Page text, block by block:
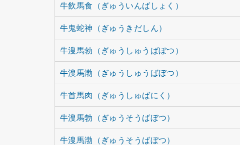
牛飲馬食（ぎゅういんばしょく）
牛鬼蛇神（ぎゅうきだしん）
牛溲馬勃（ぎゅうしゅうばぼつ）
牛溲馬渤（ぎゅうしゅうばぼつ）
牛首馬肉（ぎゅうしゅばにく）
牛溲馬勃（ぎゅうそうばぼつ）
牛溲馬渤（ぎゅうそうばぼつ）